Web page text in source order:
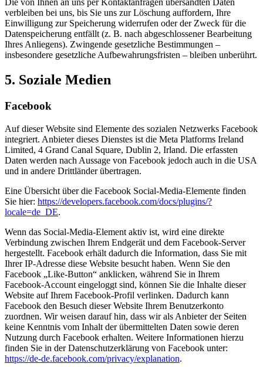
Die von Ihnen an uns per Kontaktanfragen übersandten Daten
verbleiben bei uns, bis Sie uns zur Löschung auffordern, Ihre
Einwilligung zur Speicherung widerrufen oder der Zweck für die
Datenspeicherung entfällt (z. B. nach abgeschlossener Bearbeitung
Ihres Anliegens). Zwingende gesetzliche Bestimmungen –
insbesondere gesetzliche Aufbewahrungsfristen – bleiben unberührt.
5. Soziale Medien
Facebook
Auf dieser Website sind Elemente des sozialen Netzwerks Facebook
integriert. Anbieter dieses Dienstes ist die Meta Platforms Ireland
Limited, 4 Grand Canal Square, Dublin 2, Irland. Die erfassten
Daten werden nach Aussage von Facebook jedoch auch in die USA
und in andere Drittländer übertragen.
Eine Übersicht über die Facebook Social-Media-Elemente finden
Sie hier: https://developers.facebook.com/docs/plugins/?
locale=de_DE.
Wenn das Social-Media-Element aktiv ist, wird eine direkte
Verbindung zwischen Ihrem Endgerät und dem Facebook-Server
hergestellt. Facebook erhält dadurch die Information, dass Sie mit
Ihrer IP-Adresse diese Website besucht haben. Wenn Sie den
Facebook „Like-Button“ anklicken, während Sie in Ihrem
Facebook-Account eingeloggt sind, können Sie die Inhalte dieser
Website auf Ihrem Facebook-Profil verlinken. Dadurch kann
Facebook den Besuch dieser Website Ihrem Benutzerkonto
zuordnen. Wir weisen darauf hin, dass wir als Anbieter der Seiten
keine Kenntnis vom Inhalt der übermittelten Daten sowie deren
Nutzung durch Facebook erhalten. Weitere Informationen hierzu
finden Sie in der Datenschutzerklärung von Facebook unter:
https://de-de.facebook.com/privacy/explanation.